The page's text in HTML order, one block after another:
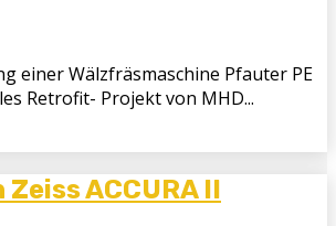
einer Wälzfräsmaschine Pfauter PE
Retrofit- Projekt von MHD...
ACCURA II